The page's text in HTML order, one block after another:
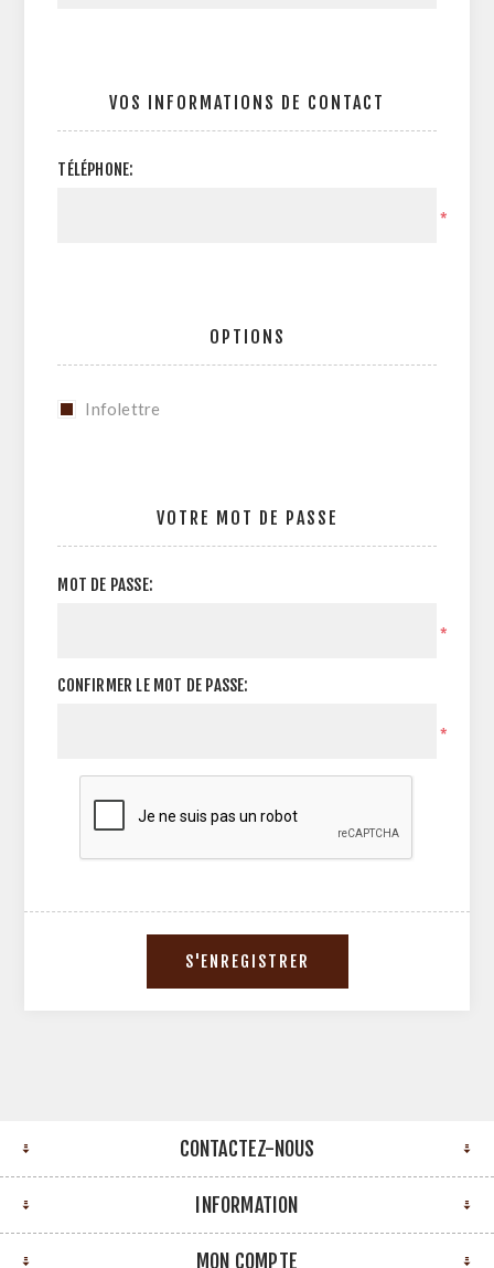
VOS INFORMATIONS DE CONTACT
TÉLÉPHONE:
*
OPTIONS
Infolettre
VOTRE MOT DE PASSE
MOT DE PASSE:
*
CONFIRMER LE MOT DE PASSE:
*
CONTACTEZ-NOUS
INFORMATION
MON COMPTE